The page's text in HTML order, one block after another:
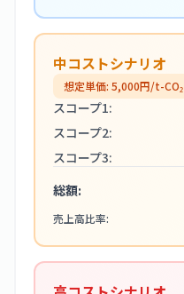
中コストシナリオ
想定単価: 5,000円/t-CO₂
スコープ1:
スコープ2:
スコープ3:
総額:
売上高比率: